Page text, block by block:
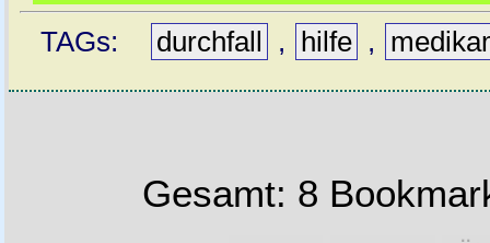
TAGs:
durchfall , hilfe ,
Gesamt: 8